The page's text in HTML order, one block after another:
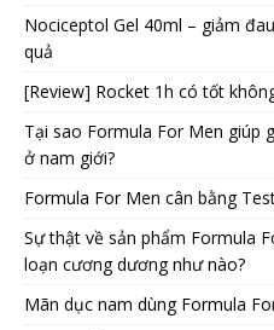
Nociceptol Gel 40ml – giảm
quả
[Review] Rocket 1h có tốt
Tại sao Formula For Men giúp
ở nam giới?
Formula For Men cân bằng
Sự thật về sản phẩm Formula
loạn cương dương như nào?
Mãn dục nam dùng Formula